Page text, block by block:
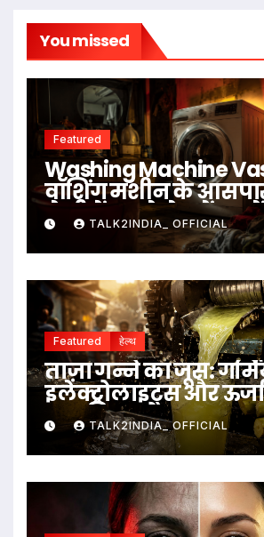
You missed
Featured
Washing Machine
वॉशिंग मशीन के
ये चीजें रखने से बचें, जानें
हैं वास्तु नियम
TALK2INDIA_ OFFICIAL
Featured हेल्थ
ताज़ा गन्ने का जूस:
इलेक्ट्रोलाइट्स और
प्राकृतिक स्रोत
TALK2INDIA_ OFFICIAL